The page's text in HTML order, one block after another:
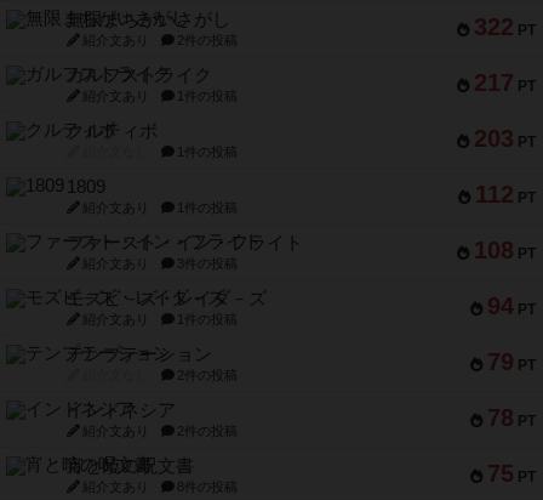
322 PT
無限まちがいさがし
紹介文あり 2件の投稿
217 PT
ガルフストライク
紹介文あり 1件の投稿
203 PT
クルティボ
1件の投稿
112 PT
1809
紹介文あり 1件の投稿
108 PT
ファースト・イン・フライト
紹介文あり 3件の投稿
94 PT
モズビ－ズ・レイダ－ズ
紹介文あり 1件の投稿
79 PT
テンプテーション
2件の投稿
78 PT
インドネシア
紹介文あり 2件の投稿
75 PT
宵と暁の呪文書
紹介文あり 8件の投稿